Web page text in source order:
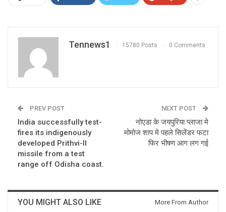
Tennews1 15780 Posts 0 Comments
PREV POST
India successfully test-
fires its indigenously
developed Prithvi-II
missile from a test
range off Odisha coast.
NEXT POST
नोएडा के जयपुरिया प्लाजा मे
मोमोज शाप मे पहले सिलेंडर फटा
फिर भीषण आग लग गई
YOU MIGHT ALSO LIKE More From Author